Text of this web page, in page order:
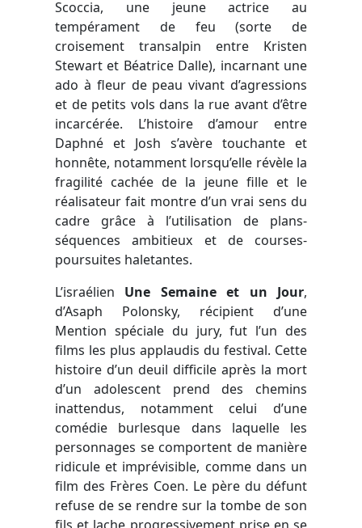
Scoccia, une jeune actrice au
tempérament de feu (sorte de
croisement transalpin entre Kristen
Stewart et Béatrice Dalle), incarnant une
ado à fleur de peau vivant d’agressions
et de petits vols dans la rue avant d’être
incarcérée. L’histoire d’amour entre
Daphné et Josh s’avère touchante et
honnête, notamment lorsqu’elle révèle la
fragilité cachée de la jeune fille et le
réalisateur fait montre d’un vrai sens du
cadre grâce à l’utilisation de plans-
séquences ambitieux et de courses-
poursuites haletantes.
L’israélien Une Semaine et un Jour,
d’Asaph Polonsky, récipient d’une
Mention spéciale du jury, fut l’un des
films les plus applaudis du festival. Cette
histoire d’un deuil difficile après la mort
d’un adolescent prend des chemins
inattendus, notamment celui d’une
comédie burlesque dans laquelle les
personnages se comportent de manière
ridicule et imprévisible, comme dans un
film des Frères Coen. Le père du défunt
refuse de se rendre sur la tombe de son